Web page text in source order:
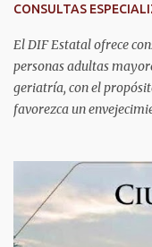
Aguascalientes,
materia de atención de
CONSULTAS
El DIF Estatal ofrece
personas adultas
geriatría, con el
favorezca un
fundamentalmente en
de las enfermedades
años, como diabetes,
alzhéimer, entre otros